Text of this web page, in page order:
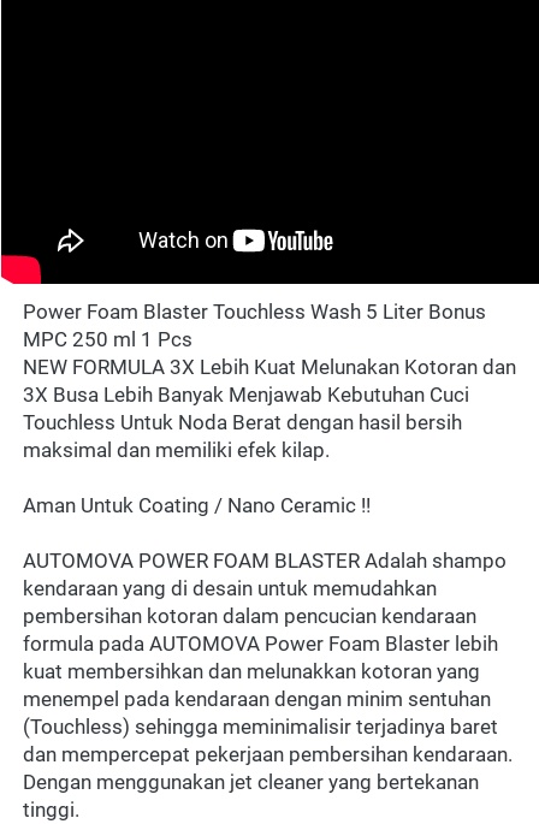
Power Foam Blaster Touchless Wash 5 Liter Bonus
MPC 250 ml 1 Pcs
NEW FORMULA 3X Lebih Kuat Melunakan Kotoran dan
3X Busa Lebih Banyak Menjawab Kebutuhan Cuci
Touchless Untuk Noda Berat dengan hasil bersih
maksimal dan memiliki efek kilap.
Aman Untuk Coating / Nano Ceramic !!
AUTOMOVA POWER FOAM BLASTER Adalah shampo
kendaraan yang di desain untuk memudahkan
pembersihan kotoran dalam pencucian kendaraan
formula pada AUTOMOVA Power Foam Blaster lebih
kuat membersihkan dan melunakkan kotoran yang
menempel pada kendaraan dengan minim sentuhan
(Touchless) sehingga meminimalisir terjadinya baret
dan mempercepat pekerjaan pembersihan kendaraan.
Dengan menggunakan jet cleaner yang bertekanan
tinggi.